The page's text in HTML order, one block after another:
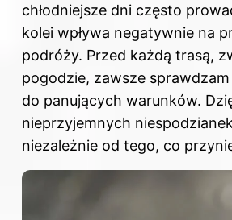
chłodniejsze dni często
kolei wpływa negatywnie na
podróży. Przed każdą trasą,
pogodzie, zawsze
do panujących warunków.
nieprzyjemnych
niezależnie od tego, co